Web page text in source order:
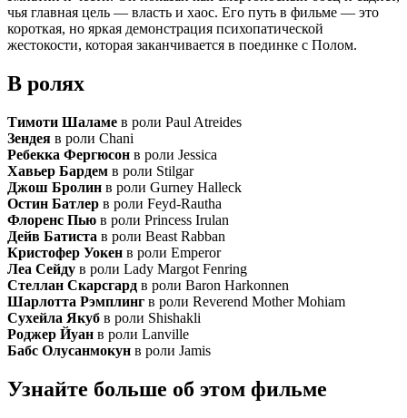
чья главная цель — власть и хаос. Его путь в фильме — это
короткая, но яркая демонстрация психопатической
жестокости, которая заканчивается в поединке с Полом.
В ролях
Тимоти Шаламе в роли Paul Atreides
Зендея в роли Chani
Ребекка Фергюсон в роли Jessica
Хавьер Бардем в роли Stilgar
Джош Бролин в роли Gurney Halleck
Остин Батлер в роли Feyd-Rautha
Флоренс Пью в роли Princess Irulan
Дейв Батиста в роли Beast Rabban
Кристофер Уокен в роли Emperor
Леа Сейду в роли Lady Margot Fenring
Стеллан Скарсгард в роли Baron Harkonnen
Шарлотта Рэмплинг в роли Reverend Mother Mohiam
Сухейла Якуб в роли Shishakli
Роджер Йуан в роли Lanville
Бабс Олусанмокун в роли Jamis
Узнайте больше об этом фильме